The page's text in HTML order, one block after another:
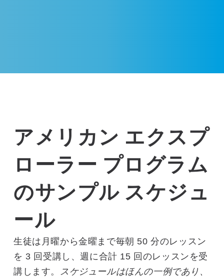
アメリカン エクスプ
ローラー プログラム
のサンプル スケジュ
ール
生徒は月曜から金曜まで毎朝 50 分のレッスン
を 3 回受講し、週に合計 15 回のレッスンを受
講します。
スケジュールはほんの一例であり、